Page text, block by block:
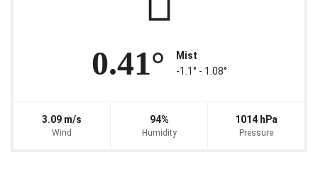
0.41°
Mist
-1.1° ‐ 1.08°
3.09 m/s
Wind
94%
Humidity
1014 hPa
Pressure